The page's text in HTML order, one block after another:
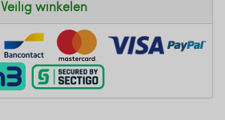
Veilig winkelen